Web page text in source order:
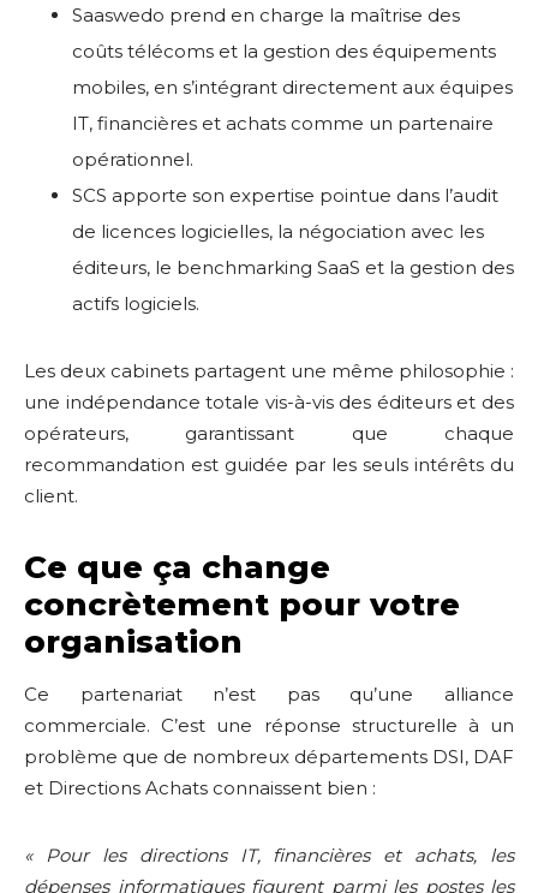
Saaswedo prend en charge la maîtrise des
coûts télécoms et la gestion des équipements
mobiles, en s’intégrant directement aux équipes
IT, financières et achats comme un partenaire
opérationnel.
SCS apporte son expertise pointue dans l’audit
de licences logicielles, la négociation avec les
éditeurs, le benchmarking SaaS et la gestion des
actifs logiciels.
Les deux cabinets partagent une même philosophie :
une indépendance totale vis-à-vis des éditeurs et des
opérateurs, garantissant que chaque
recommandation est guidée par les seuls intérêts du
client.
Ce que ça change
concrètement pour votre
organisation
Ce partenariat n’est pas qu’une alliance
commerciale. C’est une réponse structurelle à un
problème que de nombreux départements DSI, DAF
et Directions Achats connaissent bien :
« Pour les directions IT, financières et achats, les
dépenses informatiques figurent parmi les postes les